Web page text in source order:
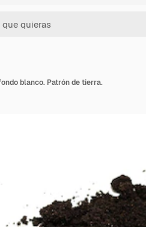
blanco. Patrón de tierra.